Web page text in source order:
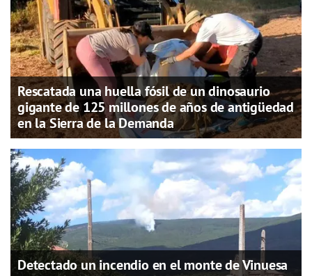
Rescatada una huella fósil de un dinosaurio
gigante de 125 millones de años de antigüedad
en la Sierra de la Demanda
Detectado un incendio en el monte de Vinuesa